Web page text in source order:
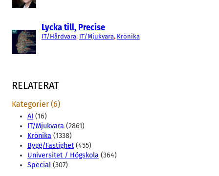
Lycka till, Precise
IT/Hårdvara, IT/Mjukvara, Krönika
RELATERAT
Kategorier (6)
AI (16)
IT/Mjukvara (2861)
Krönika (1338)
Bygg/Fastighet (455)
Universitet / Högskola (364)
Special (307)